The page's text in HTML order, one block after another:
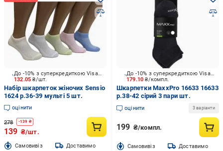
132.05₴/шт.
До -10% з суперкредиткою Visa Вигода
Набір шкарпеток жіночих Sensio
1624 р.36-39 мульті 5 шт.
оцінити
278 -139 ₴
139 ₴/шт.
Cамовивіз Доставимо
179.10₴/компл.
До -10% з суперкредиткою Visa Вигода
Шкарпетки MaxxPro 16633 16633
р.38-42 сірий 3 пари шт.
оцінити 3 варіанти
199 ₴/компл.
Cамовивіз Доставимо